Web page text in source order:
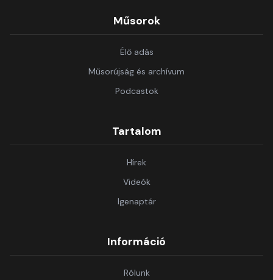
Műsorok
Élő adás
Műsorújság és archívum
Podcastok
Tartalom
Hírek
Videók
Igenaptár
Információ
Rólunk